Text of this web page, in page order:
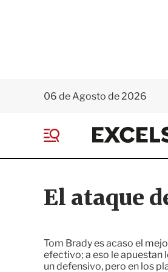
06 de Agosto de 2026
e
El ataque
Tom Brady es acaso el
efectivo; a eso le apuestan
un defensivo, pero en los